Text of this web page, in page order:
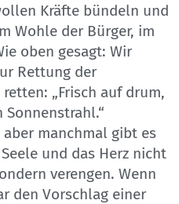
Kräfte bündeln und
Wohle der Bürger, im
oben gesagt: Wir
Rettung der
„Frisch auf drum,
manchmal gibt es
und das Herz nicht
verengen. Wenn
den Vorschlag einer